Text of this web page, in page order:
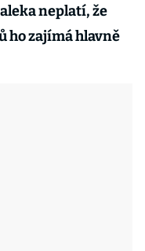
neplatí, že
ho zajímá hlavně